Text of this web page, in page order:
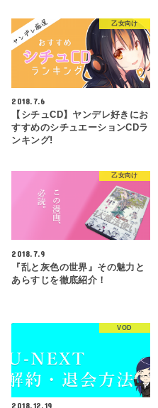
乙女向け
2018.7.6
【シチュCD】ヤンデレ好きにお
すすめのシチュエーションCDラ
ンキング!
乙女向け
2018.7.9
『乱と灰色の世界』その魅力と
あらすじを徹底紹介！
VOD
2018.12.19